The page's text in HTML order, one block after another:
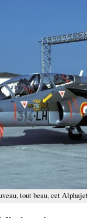
tout beau, cet